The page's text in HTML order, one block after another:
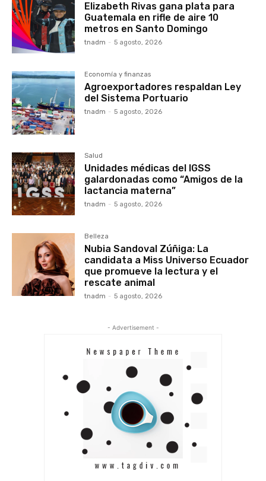
Elizabeth Rivas gana plata para
Guatemala en rifle de aire 10
metros en Santo Domingo
tnadm - 5 agosto, 2026
Economía y finanzas
Agroexportadores respaldan Ley
del Sistema Portuario
tnadm - 5 agosto, 2026
Salud
Unidades médicas del IGSS
galardonadas como “Amigos de la
lactancia materna”
tnadm - 5 agosto, 2026
Belleza
Nubia Sandoval Zúñiga: La
candidata a Miss Universo Ecuador
que promueve la lectura y el
rescate animal
tnadm - 5 agosto, 2026
- Advertisement -